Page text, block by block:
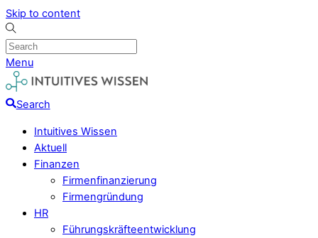
Skip to content
Menu
Search
Intuitives Wissen
Aktuell
Finanzen
Firmenfinanzierung
Firmengründung
HR
Führungskräfteentwicklung